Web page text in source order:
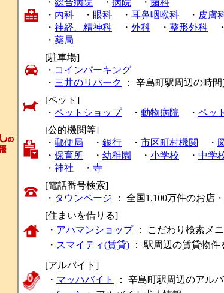
・ 総合病院 ・ 病院 ・ 歯科
・ 内科 ・ 眼科 ・ 耳鼻咽喉科 ・ 皮膚
・ 神経、精神科 ・ 外科 ・ 整形外科 ・
・ 薬局
[駐車場]
・ コインパーキング
・ 三井のリパーク
： 辛島町駅周辺の時
[ペット]
・ ペットショップ・ 動物病院 ・ ペッ
[公的機関等]
・ 郵便局 ・ 銀行 ・ 市区町村機関 ・
・ 保育所 ・ 幼稚園 ・ 小学校 ・ 中学
・ 神社 ・ 寺
[電話番号検索]
・ タウンページ ： 全国1,100万件のお店
[住まいを借りる]
・ アパマンショップ： こだわり検索メ
・ スマイティ(賃貸) ： 駅周辺の賃貸物
[アルバイト]
・ マッハバイト
： 辛島町駅周辺のアル